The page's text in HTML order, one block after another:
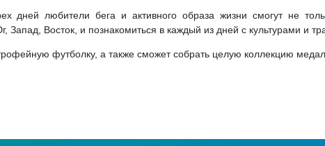
дней любители бега и активного образа жизни смогут не
Восток, и познакомиться в каждый из дней с культурами и
футболку, а также сможет собрать целую коллекцию